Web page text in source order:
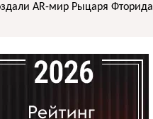
AR-мир Рыцаря Фторида